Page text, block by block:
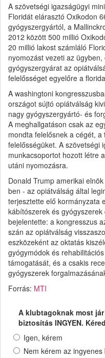
A szövetségi igazságügyi
Floridát elárasztó Oxikodon
gyógyszergyártól, a
2012 között 500 millió
20 millió lakost számláló
nyomozást vezeti az
gyógyszergyárat az
felelősséget egyelőre a
A washingtoni
országot sújtó opiátválság
nagy gyógyszergyártó- és
A meghallgatáson csak az
mondta felelősnek a cégét,
felelősségüket. A szövetségi
munkacsoportot hozott létre
utáni nyomozásra.
Donald Trump amerikai
ben - az opiátválság által
terjesztette elő kormányzata
kábítószerek és
bejelentette: a kongresszus
szán az opiátválság
eszközeként az oktatás
gyógymódok és
támogatását, és a csakis
gyógyszerek
Forrás: MTI
A klubtagoknak most
biztosítás INGYEN.
Igen, kérem
Nem kérem az